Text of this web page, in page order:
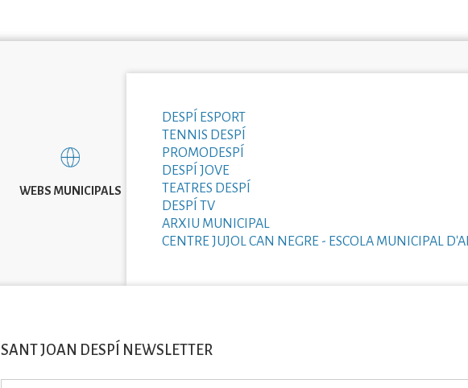
WEBS MUNICIPALS
DESPÍ ESPORT
TENNIS DESPÍ
PROMODESPÍ
DESPÍ JOVE
TEATRES DESPÍ
DESPÍ TV
ARXIU MUNICIPAL
CENTRE JUJOL CAN NEGRE - ESCOLA MUNICIPAL
SANT JOAN DESPÍ NEWSLETTER